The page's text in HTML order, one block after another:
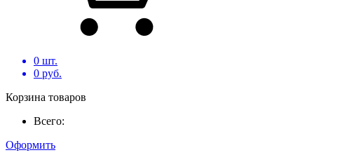
0 шт.
0 руб.
Корзина товаров
Всего:
Оформить